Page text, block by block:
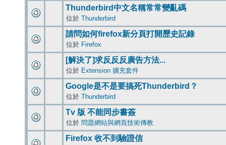
Thunderbird中文名稱常常變亂碼
位於 Thunderbird
請問如何firefox新分頁打開歷史記錄
位於 Firefox
[解決了]求反反反廣告方法...
位於 Extension 擴充套件
Google是不是要搞死Thunderbird？
位於 Thunderbird
Tv 版 不能同步書簽
位於 問題網站與網頁技術傳教
Firefox 收不到驗證信